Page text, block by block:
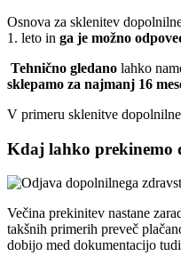
Osnova za sklenitev
1. leto in ga je možno
Tehnično gledano lahko
sklepamo za najmanj 16
V primeru sklenitve
Kdaj lahko prekinemo
Večina prekinitev nastane
takšnih primerih preveč
dobijo med dokumentacijo